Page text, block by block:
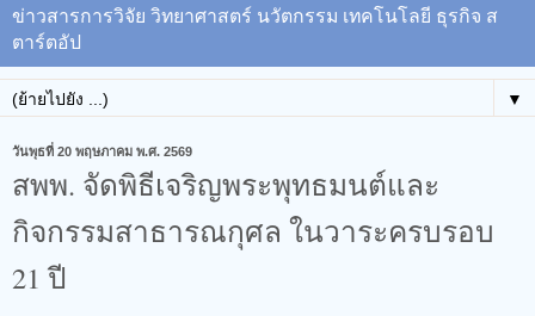
ข่าวสารการวิจัย วิทยาศาสตร์ นวัตกรรม เทคโนโลยี ธุรกิจ ส
ตาร์ตอัป
▼
วันพุธที่ 20 พฤษภาคม พ.ศ. 2569
สพพ. จัดพิธีเจริญพระพุทธมนต์และ
กิจกรรมสาธารณกุศล ในวาระครบรอบ
21 ปี